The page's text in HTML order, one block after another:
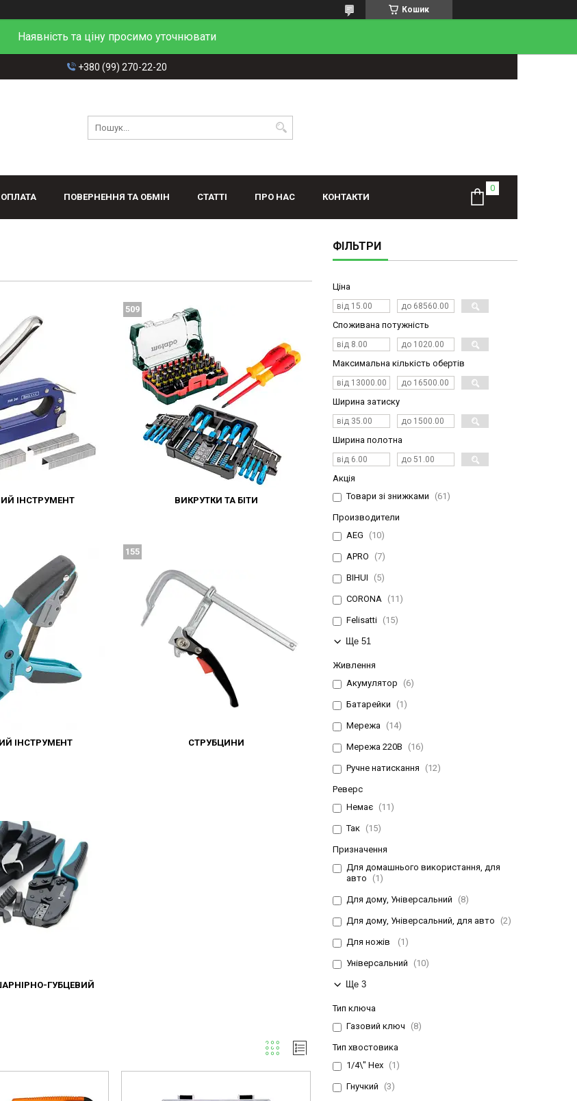
Кошик
Наявність та ціну просимо уточнювати
+380 (99) 270-22-20
ПОВЕРНЕННЯ ТА ОБМІН СТАТТІ ПРО НАС КОНТАКТИ
ІНСТРУМЕНТ ВИКРУТКИ ТА БІТИ
509
ІНСТРУМЕНТ СТРУБЦИНИ
155
ГУБЦЕВИЙ
ФІЛЬТРИ
Ціна
Споживана потужність
Максимальна кількість обертів
Ширина затиску
Ширина полотна
Акція
Товари зі знижками
61
Производители
AEG
10
APRO 7
BIHUI 5
CORONA 11
Felisatti 15
Ще 51
Живлення
Акумулятор
6
Батарейки 1
Мережа 14
Мережа 220В 16
Ручне натискання 12
Реверс
Немає
11
Так 15
Призначення
Для домашнього використання, для
авто
1
Для дому, Універсальний 8
Для дому, Універсальний, для авто 2
Для ножів 1
Універсальний 10
Ще 3
Тип ключа
Газовий ключ
8
Тип хвостовика
1/4\" Hex
1
Гнучкий 3